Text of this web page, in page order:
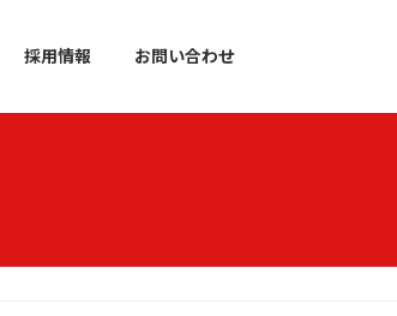
採用情報 お問い合わせ